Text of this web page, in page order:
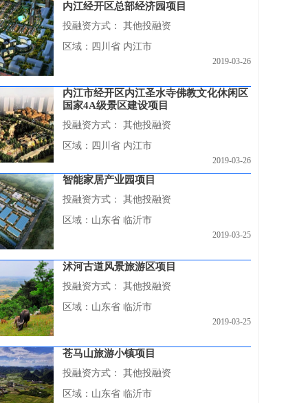
内江经开区总部经济园项目
投融资方式：
其他投融资
区域：四川省 内江市
2019-03-26
内江市经开区内江圣水寺佛教文化休闲区
国家4A级景区建设项目
投融资方式：
其他投融资
区域：四川省 内江市
2019-03-26
智能家居产业园项目
投融资方式：
其他投融资
区域：山东省 临沂市
2019-03-25
沭河古道风景旅游区项目
投融资方式：
其他投融资
区域：山东省 临沂市
2019-03-25
苍马山旅游小镇项目
投融资方式：
其他投融资
区域：山东省 临沂市